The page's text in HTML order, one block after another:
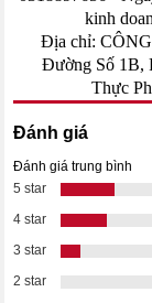
kinh
Địa chỉ:
Đường Số 1B,
Thực
Đánh giá
Đánh giá trung bình
5 star
4 star
3 star
2 star